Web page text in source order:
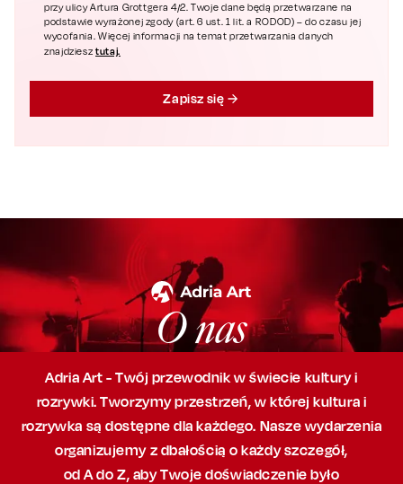
przy ulicy Artura Grottgera 4/2. Twoje dane będą przetwarzane na
podstawie wyrażonej zgody (art. 6 ust. 1 lit. a RODOD) – do czasu jej
wycofania. Więcej informacji na temat przetwarzania danych
znajdziesztutaj.
Zapisz się
O nas
Adria Art - Twój przewodnik w świecie kultury i
rozrywki. Tworzymy przestrzeń,w której kultura i
rozrywka są dostępne dla każdego. Nasze wydarzenia
organizujemy z dbałością o każdy szczegół,
od A do Z, abyTwoje doświadczenie było